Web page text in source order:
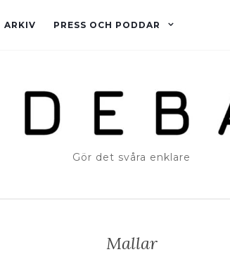
ARKIV PRESS OCH PODDAR
Gör det svåra enklare
Mallar